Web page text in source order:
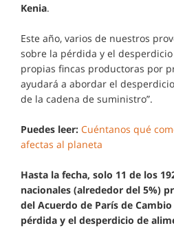
Kenia.
Este año, varios de nuestros
sobre la pérdida y el
propias fincas productoras por
ayudará a abordar el
de la cadena de suministro”.
Puedes leer: Cuéntanos qué
afectas al planeta
Hasta la fecha, solo 11 de los
nacionales (alrededor del 5%)
del Acuerdo de París de
pérdida y el desperdicio de